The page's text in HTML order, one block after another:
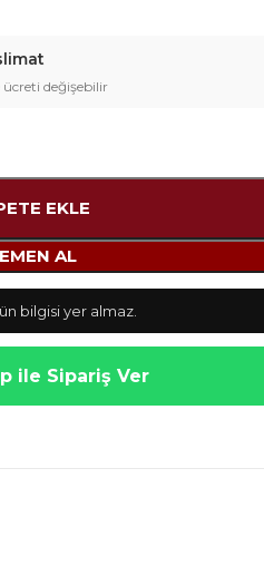
ücreti değişebilir
EKLE
AL
bilgisi yer almaz.
ile Sipariş Ver